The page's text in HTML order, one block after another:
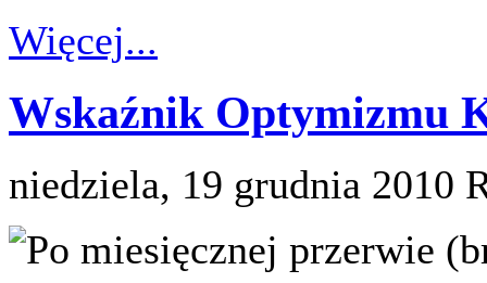
Więcej...
Wskaźnik Optymizmu
niedziela, 19 grudnia 2010
Po miesięcznej przerwie